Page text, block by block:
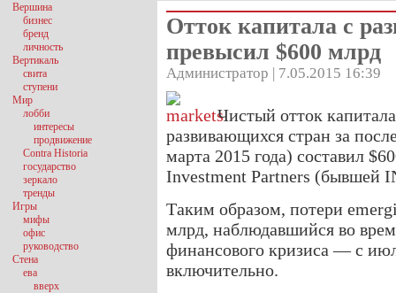
Отток капитала с
превысил $600 млрд
Администратор | 7.05.2015 16:39
Чистый отток
развивающихся стран за
марта 2015 года) составил
Investment Partners (бывшей
Таким образом, потери
млрд, наблюдавшийся во
финансового кризиса — с
включительно.
Вершина
бизнес
бренд
личность
Вертикаль
свита
ступени
Мир
лобби
интересы
продвижение
Contra Historia
государство
зеркало
тренды
Игры
мифы
офис
руководство
Стена
ева
вверх